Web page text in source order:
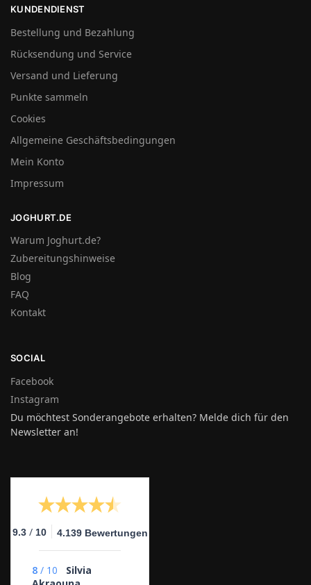
KUNDENDIENST
Bestellung und Bezahlung
Rücksendung und Service
Versand und Lieferung
Punkte sammeln
Cookies
Allgemeine Geschäftsbedingungen
Mein Konto
Impressum
JOGHURT.DE
Warum Joghurt.de?
Zubereitungshinweise
Blog
FAQ
Kontakt
SOCIAL
Facebook
Instagram
Du möchtest Sonderangebote erhalten? Melde dich für den
Newsletter an!
9.3 / 10 4.139 Bewertungen
8 / 10
Silvia